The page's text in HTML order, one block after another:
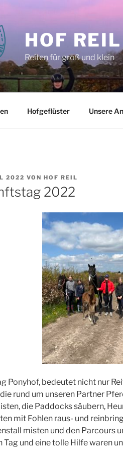
HOF REIL
Reiten für groß und klein
Hofgeflüster Unsere
2022 VON HOF REIL
2022
Ponyhof, bedeutet nicht nur
rund um unseren Partner
die Paddocks säubern,
mit Fohlen raus- und
misten und den Parcours
Tag und eine tolle Hilfe waren